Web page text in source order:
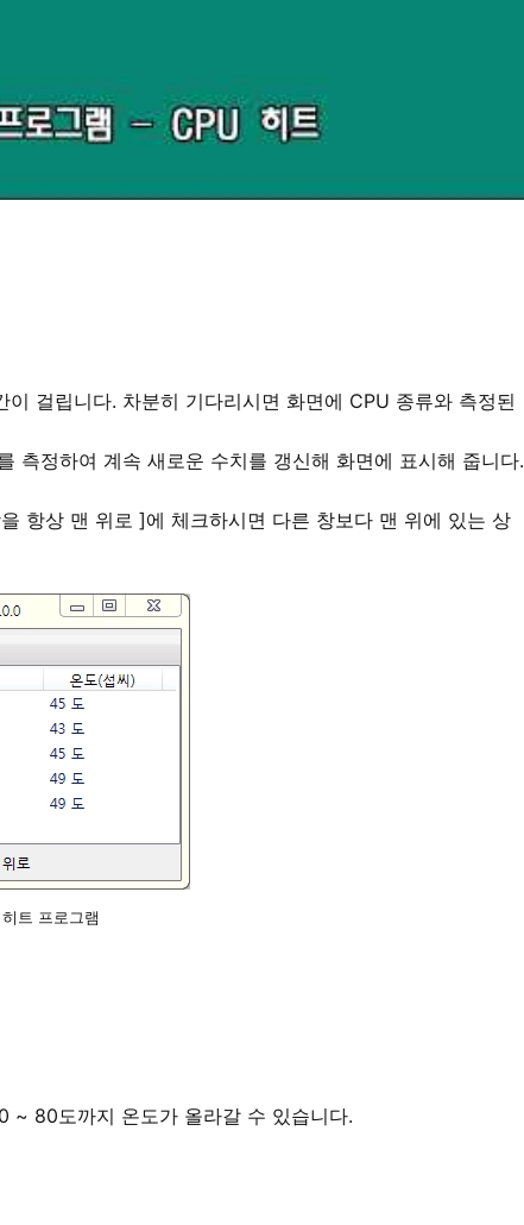
걸립니다. 차분히 기다리시면 화면에 CPU 종류와 측정된
측정하여 계속 새로운 수치를 갱신해 화면에 표시해 줍니다.
항상 맨 위로 ]에 체크하시면 다른 창보다 맨 위에 있는 상
트 프로그램
~ 80도까지 온도가 올라갈 수 있습니다.